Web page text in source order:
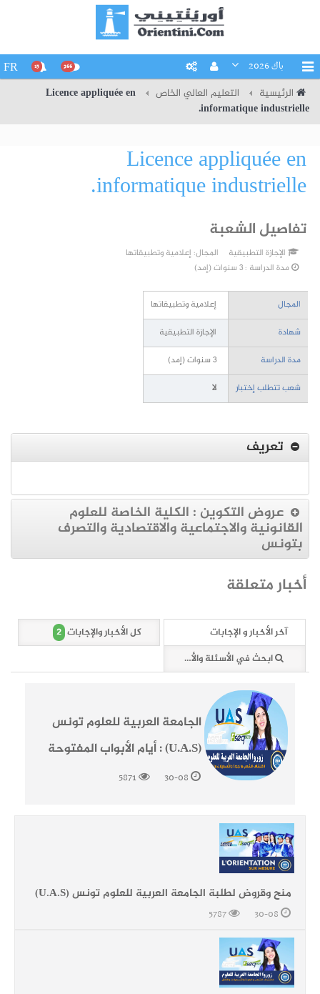
باك 2026 266
15
FR
الرئيسية التعليم العالي الخاص
Licence appliquée en
informatique industrielle.
Licence appliquée en
informatique industrielle.
تفاصيل الشعبة
الإجازة التطبيقية المجال: إعلامية وتطبيقاتها
مدة الدراسة : 3 سنوات (إمد)
المجال
إعلامية وتطبيقاتها
شهادة
الإجازة التطبيقية
مدة الدراسة
3 سنوات (إمد)
شعب تتطلب إختبار
لا
تعريف
عروض التكوين : الكلية الخاصة للعلوم
القانونية والاجتماعية والاقتصادية والتصرف
بتونس
أخبار متعلقة
آخر الأخبار و الإجابات كل الأخبار والإجابات 2
ابحث في الأسئلة والأخبار (2 وثائق)
الجامعة العربية للعلوم تونس
(U.A.S) : أيام الأبواب المفتوحة
5871
منح وقروض لطلبة الجامعة العربية للعلوم تونس (U.A.S)